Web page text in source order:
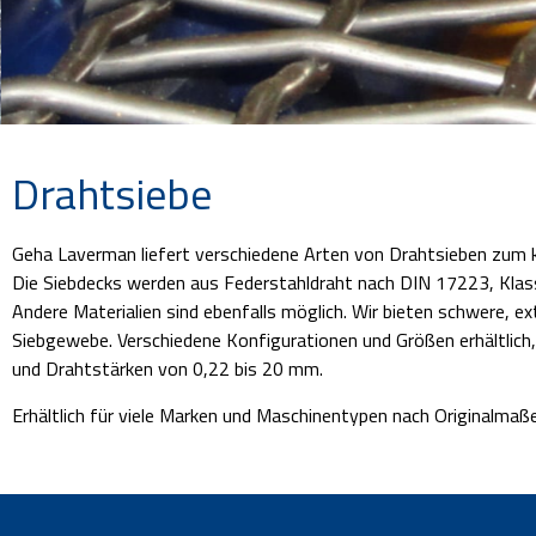
Siebtechnik
Drahtsiebe
Geha Laverman liefert verschiedene Arten von Drahtsieben
Die Siebdecks werden aus Federstahldraht nach DIN 17223,
Andere Materialien sind ebenfalls möglich. Wir bieten schwere,
Siebgewebe. Verschiedene Konfigurationen und Größen
und Drahtstärken von 0,22 bis 20 mm.
Erhältlich für viele Marken und Maschinentypen nach